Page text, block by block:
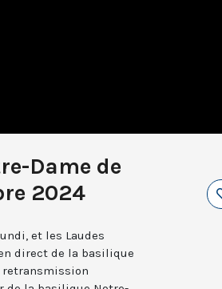
Dame de
2024
et les Laudes
direct de la basilique
retransmission